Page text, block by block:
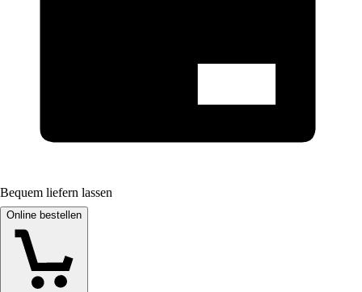
Bequem liefern lassen
Online bestellen